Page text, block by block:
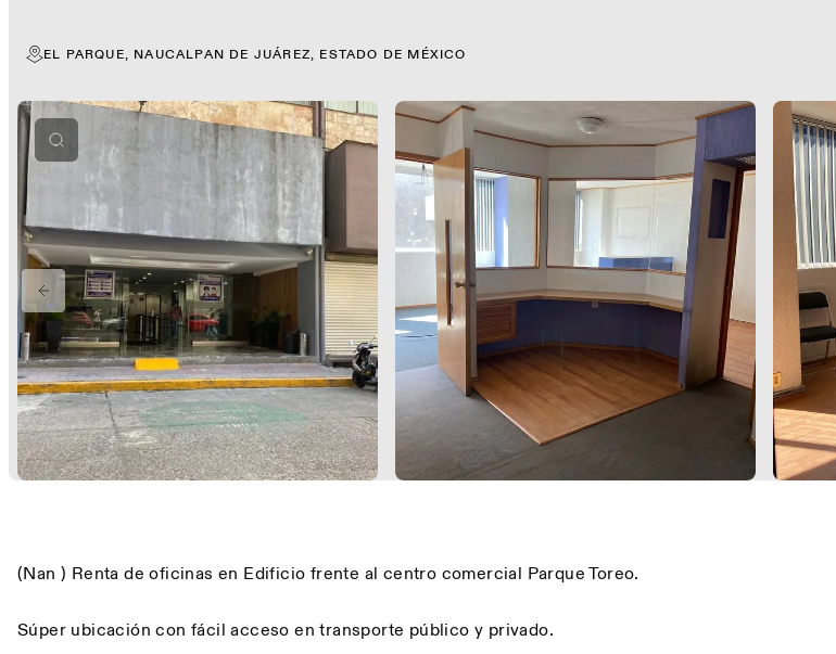
EL PARQUE, NAUCALPAN DE JUÁREZ, ESTADO DE MÉXICO
PREVIOUS SLIDE
(Nan ) Renta de oficinas en Edificio frente al centro comercial Parque Toreo.
Súper ubicación con fácil acceso en transporte público y privado.